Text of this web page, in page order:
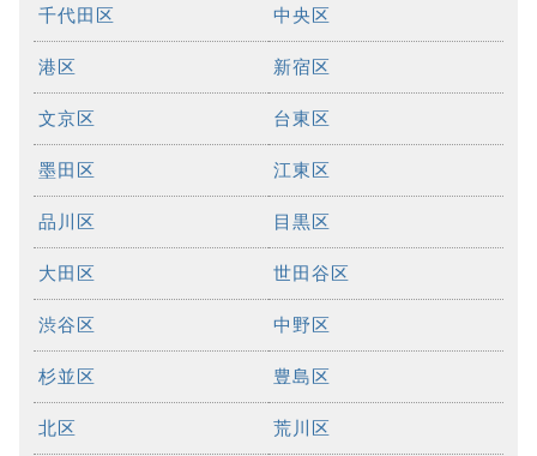
千代田区 中央区
港区 新宿区
文京区 台東区
墨田区 江東区
品川区 目黒区
大田区 世田谷区
渋谷区 中野区
杉並区 豊島区
北区 荒川区